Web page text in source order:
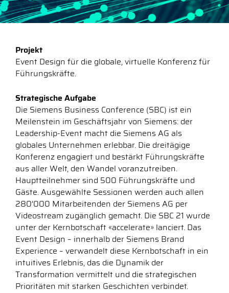
Projekt
Event Design für die globale, virtuelle Konferenz für
Führungskräfte.
Strategische Aufgabe
Die Siemens Business Conference (SBC) ist ein
Meilenstein im Geschäftsjahr von Siemens: der
Leadership-Event macht die Siemens AG als
globales Unternehmen erlebbar. Die dreitägige
Konferenz engagiert und bestärkt Führungskräfte
aus aller Welt, den Wandel voranzutreiben.
Hauptteilnehmer sind 500 Führungskräfte und
Gäste. Ausgewählte Sessionen werden auch allen
280’000 Mitarbeitenden der Siemens AG per
Videostream zugänglich gemacht. Die SBC 21 wurde
unter der Kernbotschaft «accelerate» lanciert. Das
Event Design – innerhalb der Siemens Brand
Experience – verwandelt diese Kernbotschaft in ein
intuitives Erlebnis, das die Dynamik der
Transformation vermittelt und die strategischen
Prioritäten mit starken Geschichten verbindet.